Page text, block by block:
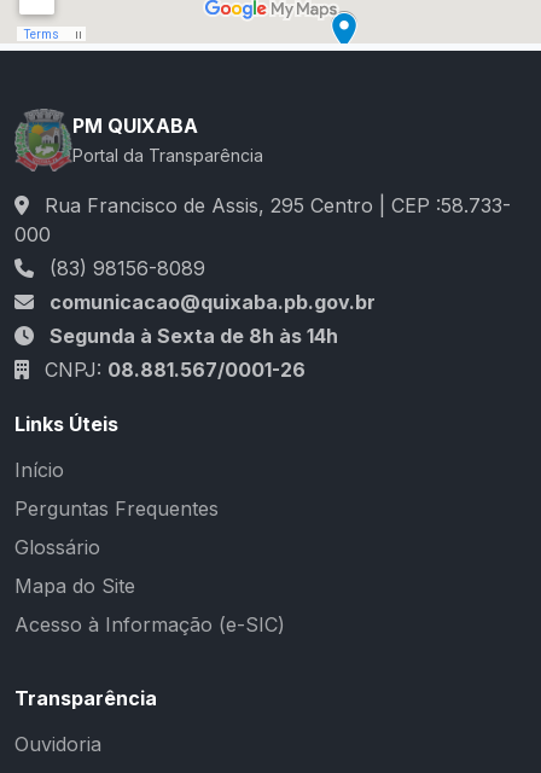
PM QUIXABA
Portal da Transparência
Rua Francisco de Assis, 295 Centro | CEP :58.733-
000
(83) 98156-8089
comunicacao@quixaba.pb.gov.br
Segunda à Sexta de 8h às 14h
CNPJ: 08.881.567/0001-26
Links Úteis
Início
Perguntas Frequentes
Glossário
Mapa do Site
Acesso à Informação (e-SIC)
Transparência
Ouvidoria